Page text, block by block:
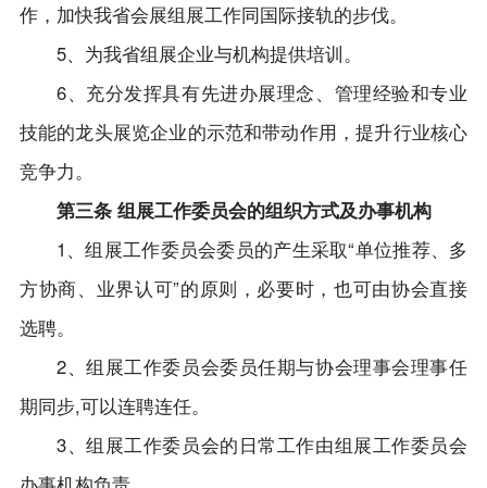
作，加快我省会展组展工作同国际接轨的步伐。
5、为我省组展企业与机构提供培训。
6、充分发挥具有先进办展理念、管理经验和专业
技能的龙头展览企业的示范和带动作用，提升行业核心
竞争力。
第三条 组展工作委员会的组织方式及办事机构
1、组展工作委员会委员的产生采取“单位推荐、多
方协商、业界认可”的原则，必要时，也可由协会直接
选聘。
2、组展工作委员会委员任期与协会理事会理事任
期同步,可以连聘连任。
3、组展工作委员会的日常工作由组展工作委员会